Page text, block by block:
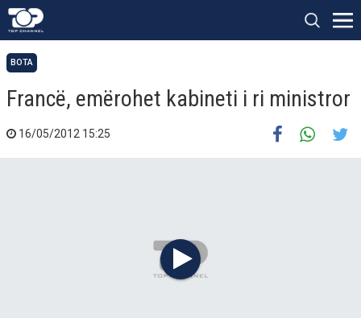
BOTA
Francë, emërohet kabineti i ri ministror
16/05/2012 15:25